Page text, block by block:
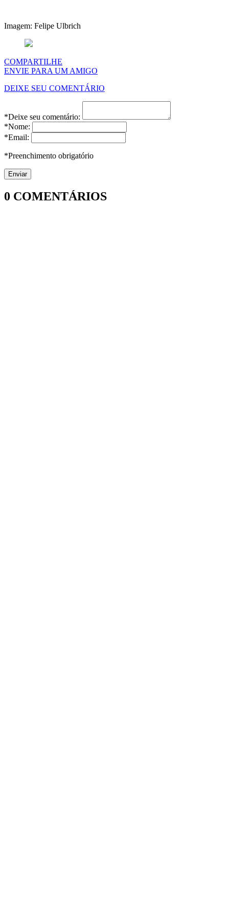
Imagem: Felipe Ulbrich
COMPARTILHE
ENVIE PARA UM AMIGO
DEIXE SEU COMENTÁRIO
*Deixe seu comentário:
*Nome:
*Email:
*Preenchimento obrigatório
0 COMENTÁRIOS